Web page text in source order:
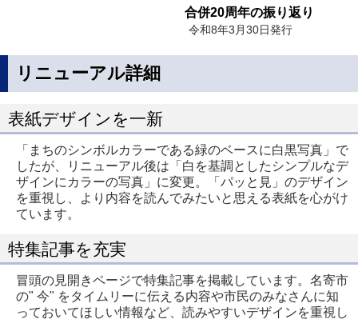
合併20周年の振り返り
令和8年3月30日発行
リニューアル詳細
表紙デザインを一新
「まちのシンボルカラーである緑のベースに白黒写真」で
したが、リニューアル後は「白を基調としたシンプルなデ
ザインにカラーの写真」に変更。「パッと見」のデザイン
を重視し、より内容を読んでみたいと思える表紙を心がけ
ています。
特集記事を充実
冒頭の見開きページで特集記事を掲載しています。名寄市
の" 今" をタイムリーに伝える内容や市民のみなさんに知
っておいてほしい情報など、読みやすいデザインを重視し